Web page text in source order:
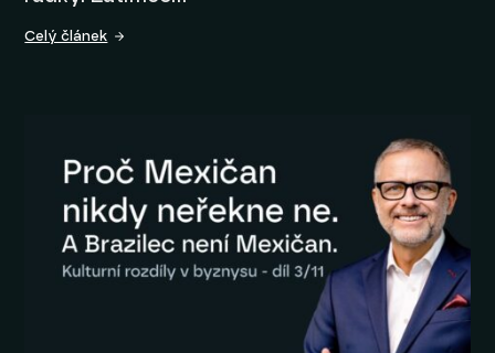
Celý článek